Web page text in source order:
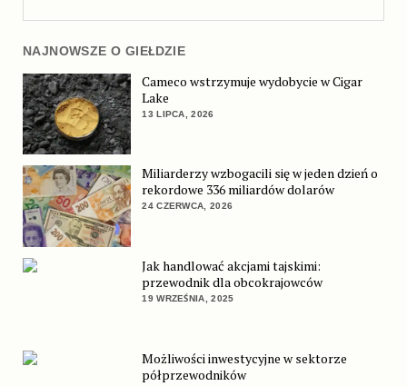
NAJNOWSZE O GIEŁDZIE
Cameco wstrzymuje wydobycie w Cigar
Lake
13 LIPCA, 2026
Miliarderzy wzbogacili się w jeden dzień o
rekordowe 336 miliardów dolarów
24 CZERWCA, 2026
Jak handlować akcjami tajskimi:
przewodnik dla obcokrajowców
19 WRZEŚNIA, 2025
Możliwości inwestycyjne w sektorze
półprzewodników